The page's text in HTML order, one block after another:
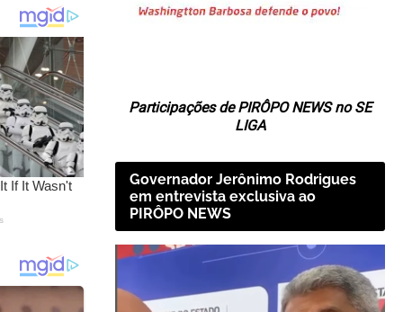
Participações de PIRÔPO NEWS no SE
LIGA
Governador Jerônimo Rodrigues
em entrevista exclusiva ao
PIRÔPO NEWS